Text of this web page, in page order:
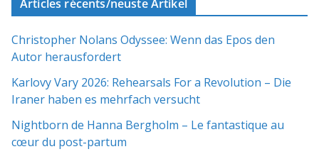
Articles récents/neuste Artikel
Christopher Nolans Odyssee: Wenn das Epos den
Autor herausfordert
Karlovy Vary 2026: Rehearsals For a Revolution – Die
Iraner haben es mehrfach versucht
Nightborn de Hanna Bergholm – Le fantastique au
cœur du post-partum